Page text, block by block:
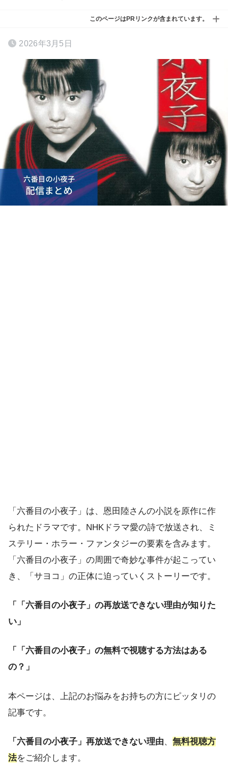
このページはPRリンクが含まれています。
2026年3月5日
「六番目の小夜子」は、恩田陸さんの小説を原作に作
られたドラマです。NHKドラマ愛の詩で放送され、ミ
ステリー・ホラー・ファンタジーの要素を含みます。
「六番目の小夜子」の周囲で奇妙な事件が起こってい
き、「サヨコ」の正体に迫っていくストーリーです。
「「六番目の小夜子」の再放送できない理由が知りた
い」
「「六番目の小夜子」の無料で視聴する方法はある
の？」
本ページは、上記のお悩みをお持ちの方にピッタリの
記事です。
「六番目の小夜子」再放送できない理由、 無料視聴方
法をご紹介します。